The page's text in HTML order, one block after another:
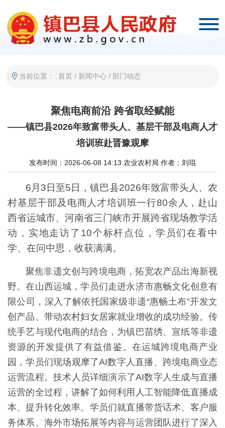
当前位置： 首页 / 新闻中心 / 部门动态
聚焦电商前沿 跨省取经赋能
——镇巴县2026年致富带头人、基层干部及电商人才
培训班赴晋豫观摩
发布时间：2026-06-08 14:13 农业农村局 作者：刘琨
6月3日至5日，镇巴县2026年致富带头人、农
村基层干部及电商人才培训班一行80余人，赴山
西省运城市、河南省三门峡市开展跨省现场教学活
动，实地走访了10个标杆点位，学员们在看中
学、在问中思，收获满满。
聚焦非遗文创与跨境电商，拓宽农产品出海新视
野。在山西运城，学员们走进永济市惠畅文化创意有
限公司，深入了解依托国家级非遗“惠畅土布”开发文
创产品、带动农村妇女居家就业增收的成功经验。传
统手艺与现代电商的结合，为镇巴苗绣、宣纸等非遗
资源的开发提供了有益借鉴。在运城跨境电商产业
园，学员们现场观摩了AI数字人直播、跨境电商业态
运营流程。技术人员详细演示了AI数字人生成与直播
运营的全过程，讲解了如何利用人工智能降低直播成
本、提升转化效率。学员们就直播带货话术、客户服
务体系、海外市场拓展等内容与运营团队进行了深入